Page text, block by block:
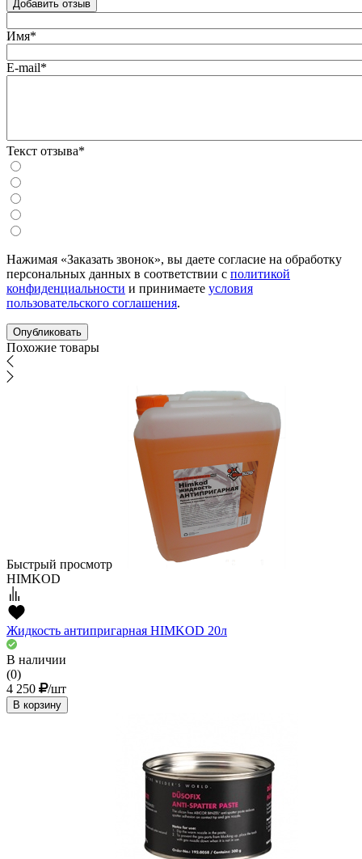
Добавить отзыв
Имя*
E-mail*
Текст отзыва*
Нажимая «Заказать звонок», вы даете согласие на обработку
персональных данных в соответствии с политикой
конфиденциальности и принимаете условия
пользовательского соглашения.
Похожие товары
Быстрый просмотр
HIMKOD
Жидкость антипригарная HIMKOD 20л
В наличии
(0)
4 250
/шт
В корзину